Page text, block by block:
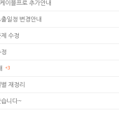
이블프로 추가안내
일정 변경안내
수정
+3
재정리
습니다~